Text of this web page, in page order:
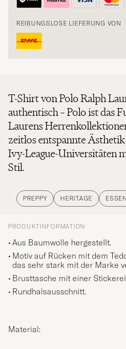
REIBUNGSLOSE LIEFERUNG VON
T-Shirt von Polo Ralph
authentisch – Polo ist das
Laurens
zeitlos entspannte
Ivy-League-Universitäten
Stil.
PREPPY HERITAGE
PRODUKTINFORMATION
Aus Baumwolle hergestellt.
Motiv auf Rücken mit dem
das sehr stark mit der Marke
Brusttasche mit einer
Rundhalsausschnitt.
Material: